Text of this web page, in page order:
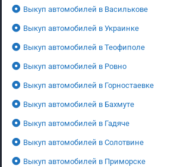
Выкуп автомобилей в Василькове
Выкуп автомобилей в Украинке
Выкуп автомобилей в Теофиполе
Выкуп автомобилей в Ровно
Выкуп автомобилей в Горностаевке
Выкуп автомобилей в Бахмуте
Выкуп автомобилей в Гадяче
Выкуп автомобилей в Солотвине
Выкуп автомобилей в Приморске